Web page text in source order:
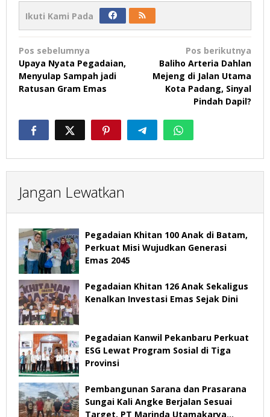
Ikuti Kami Pada
Navigasi
pos
Pos sebelumnya
Upaya Nyata Pegadaian,
Menyulap Sampah jadi
Ratusan Gram Emas
Pos berikutnya
Baliho Arteria Dahlan
Mejeng di Jalan Utama
Kota Padang, Sinyal
Pindah Dapil?
Jangan Lewatkan
Pegadaian Khitan 100 Anak di Batam,
Perkuat Misi Wujudkan Generasi
Emas 2045
Pegadaian Khitan 126 Anak Sekaligus
Kenalkan Investasi Emas Sejak Dini
Pegadaian Kanwil Pekanbaru Perkuat
ESG Lewat Program Sosial di Tiga
Provinsi
Pembangunan Sarana dan Prasarana
Sungai Kali Angke Berjalan Sesuai
Target, PT Marinda Utamakarya